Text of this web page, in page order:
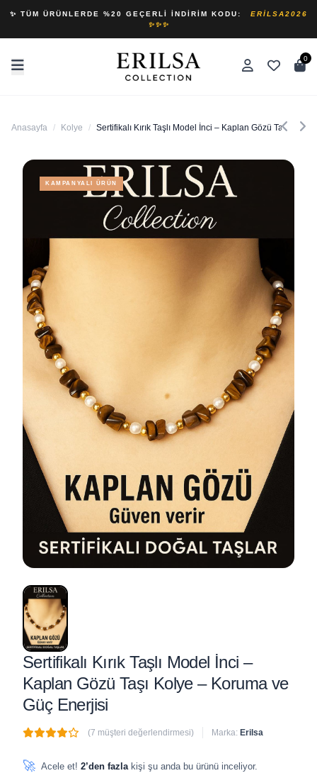
✨ TÜM ÜRÜNLERDE %20 GEÇERLI İNDIRIM KODU:
ERILSA2026
✨✨✨
0
Anasayfa / Kolye / Sertifikalı Kırık Taşlı Model İnci – Kaplan Gözü Taşı
KAMPANYALI ÜRÜN
Sertifikalı Kırık Taşlı Model İnci –
Kaplan Gözü Taşı Kolye – Koruma ve
Güç Enerjisi
(7 müşteri değerlendirmesi) Marka: Erilsa
🚀 Acele et! 2’den fazla kişi şu anda bu ürünü inceliyor.